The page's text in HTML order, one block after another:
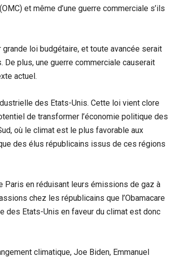
et même d’une guerre commerciale s’ils
grande loi budgétaire, et toute avancée serait
plus, une guerre commerciale causerait
actuel.
des Etats-Unis. Cette loi vient clore
de transformer l’économie politique des
où le climat est le plus favorable aux
des élus républicains issus de ces régions
Paris en réduisant leurs émissions de gaz à
chez les républicains que l’Obamacare
des Etats-Unis en faveur du climat est donc
climatique, Joe Biden, Emmanuel